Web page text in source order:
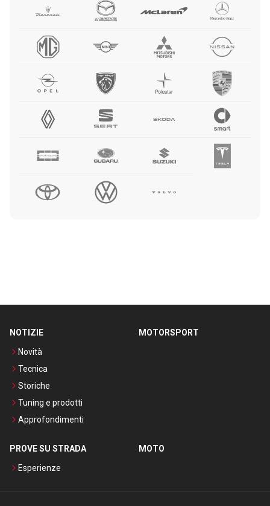
NOTIZIE
Novità
Tecnica
Storiche
Tuning e prodotti
Approfondimenti
MOTORSPORT
PROVE SU STRADA
Esperienze
MOTO